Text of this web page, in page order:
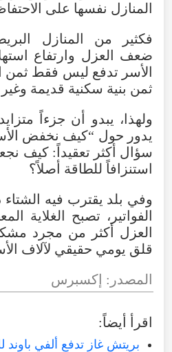
المنازل نفسها على
فكثير
من المنازل
ضعف
العزل وارتفاع
الأسر تدفع ليس فقط ثمن
ثمن بنية سكنية قديمة وغير
ولهذا ، يبدو أن جزءاً متزايداً
يدور حول “كيف نخفض
سؤال أكثر تعقيداً :كيف
استنزافاً للطاقة أصلاً؟
وفي بلد يقترب فيه الشتاء
الفواتير ، تصبح الغلاية
العزل
أكثر من مجرد
قلق يومي حقيقي لآلاف
المصدر : إكسبرس
اقرأ أيضاً:
بريتش غاز تدفع ألفي باوند